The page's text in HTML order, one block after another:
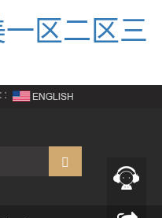
区二区三
∷